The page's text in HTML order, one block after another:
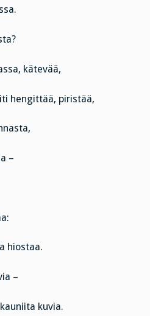
kätevää,
hengittää, piristää,
–
hiostaa.
–
kuvia.